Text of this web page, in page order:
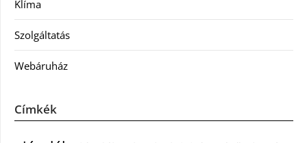
Klíma
Szolgáltatás
Webáruház
Címkék